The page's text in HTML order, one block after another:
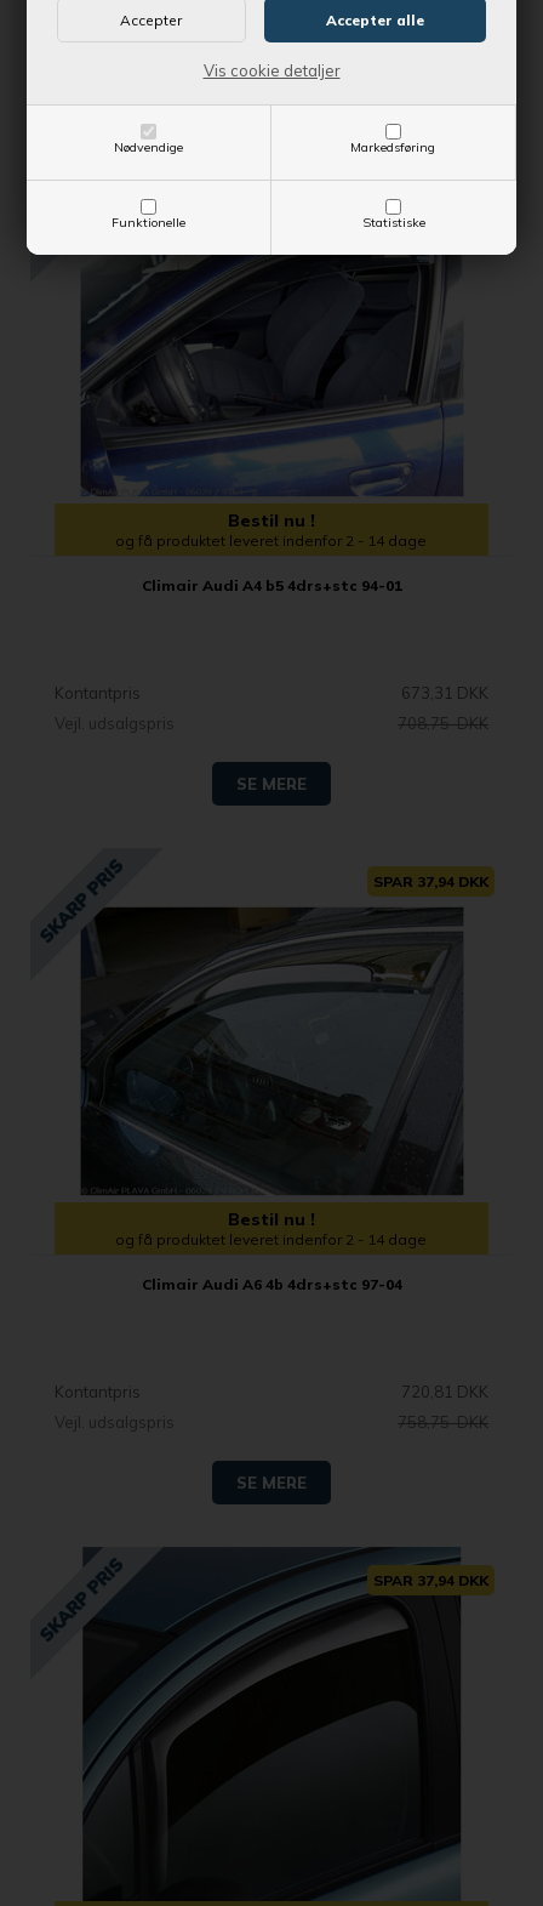
Nødvendige Markedsføring
Funktionelle Statistiske
Vis cookie detaljer
Vejl. udsalgspris
758,75 DKK
SE MERE
SPAR 35,44 DKK
Bestil nu !
og få produktet leveret indenfor 2 - 14 dage
Climair Audi A4 b5 4drs+stc 94-01
Kontantpris
673,31 DKK
Vejl. udsalgspris
708,75 DKK
SE MERE
SPAR 37,94 DKK
Bestil nu !
og få produktet leveret indenfor 2 - 14 dage
Climair Audi A6 4b 4drs+stc 97-04
Kontantpris
720,81 DKK
Vejl. udsalgspris
758,75 DKK
SE MERE
SPAR 37,94 DKK